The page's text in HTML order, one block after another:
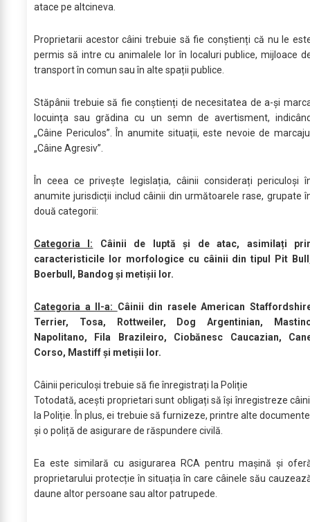
atace pe altcineva.
Proprietarii acestor câini trebuie să fie conștienți că nu le
permis să intre cu animalele lor în localuri publice, mijloace
transport în comun sau în alte spații publice.
Stăpânii trebuie să fie conștienți de necesitatea de a-și
locuința sau grădina cu un semn de avertisment,
„Câine Periculos”. În anumite situații, este nevoie de
„Câine Agresiv”.
În ceea ce privește legislația, câinii considerați periculoși
anumite jurisdicții includ câinii din următoarele rase, grupate
două categorii:
Categoria I: Câinii de luptă și de atac, asimilați
caracteristicile lor morfologice cu câinii din tipul Pit
Boerbull, Bandog și metișii lor.
Categoria a II-a: Câinii din rasele American
Terrier, Tosa, Rottweiler, Dog Argentinian,
Napolitano, Fila Brazileiro, Ciobănesc Caucazian,
Corso, Mastiff și metișii lor.
Câinii periculoși trebuie să fie înregistrați la Poliție
Totodată, acești proprietari sunt obligați să își înregistreze
la Poliție. În plus, ei trebuie să furnizeze, printre alte
și o poliță de asigurare de răspundere civilă.
Ea este similară cu asigurarea RCA pentru mașină și
proprietarului protecție în situația în care câinele său
daune altor persoane sau altor patrupede.